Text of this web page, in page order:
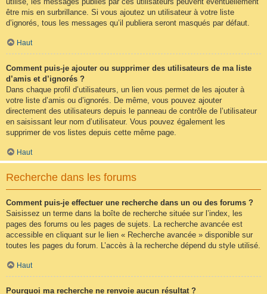
être mis en surbrillance. Si vous ajoutez un utilisateur à votre liste
d’ignorés, tous les messages qu’il publiera seront masqués par défaut.
Haut
Comment puis-je ajouter ou supprimer des utilisateurs de ma liste
d’amis et d’ignorés ?
Dans chaque profil d’utilisateurs, un lien vous permet de les ajouter à
votre liste d’amis ou d’ignorés. De même, vous pouvez ajouter
directement des utilisateurs depuis le panneau de contrôle de l’utilisateur
en saisissant leur nom d’utilisateur. Vous pouvez également les
supprimer de vos listes depuis cette même page.
Haut
Recherche dans les forums
Comment puis-je effectuer une recherche dans un ou des forums ?
Saisissez un terme dans la boîte de recherche située sur l’index, les
pages des forums ou les pages de sujets. La recherche avancée est
accessible en cliquant sur le lien « Recherche avancée » disponible sur
toutes les pages du forum. L’accès à la recherche dépend du style utilisé.
Haut
Pourquoi ma recherche ne renvoie aucun résultat ?